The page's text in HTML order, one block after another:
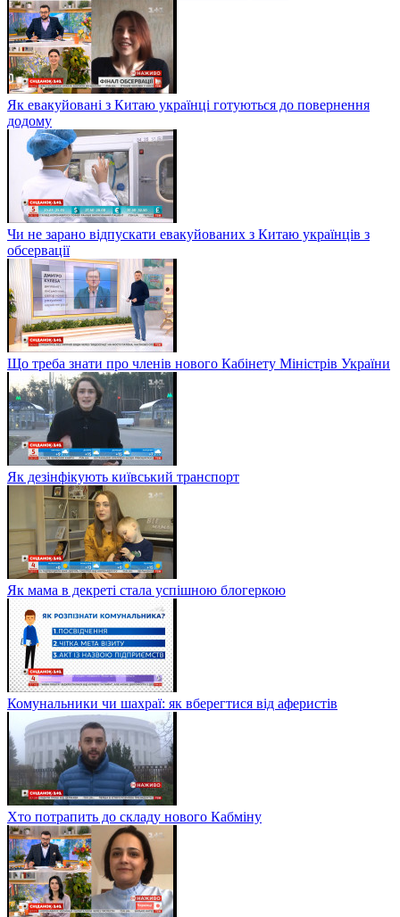
Як евакуйовані з Китаю українці готуються до повернення
додому
Чи не зарано відпускати евакуйованих з Китаю українців з
обсервації
Що треба знати про членів нового Кабінету Міністрів України
Як дезінфікують київський транспорт
Як мама в декреті стала успішною блогеркою
Комунальники чи шахраї: як вберегтися від аферистів
Хто потрапить до складу нового Кабміну